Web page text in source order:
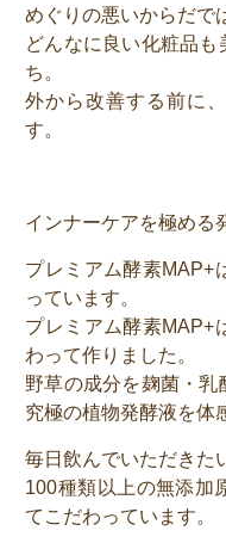
めぐりの悪いからだで
どんなに良い化粧品
ち。
外から改善する前に
す。
インナーケアを極める
プレミアム酵素MAP+
っています。
プレミアム酵素MAP+
わって作りました。
野草の成分を麹菌・乳
究極の植物発酵液を体
毎日飲んでいただきた
100種類以上の無添加
てこだわっています。